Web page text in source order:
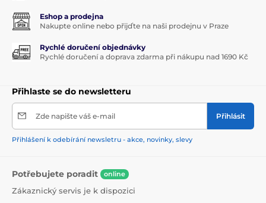
Eshop a prodejna
Nakupte online nebo přijďte na naši prodejnu v Praze
Rychlé doručení objednávky
Rychlé doručení a doprava zdarma při nákupu nad 1690 Kč
Přihlaste se do newsletteru
Zde napište váš e-mail Přihlásit
Přihlášení k odebírání newsletru - akce, novinky, slevy
Potřebujete poradit online
Zákaznický servis je k dispozici